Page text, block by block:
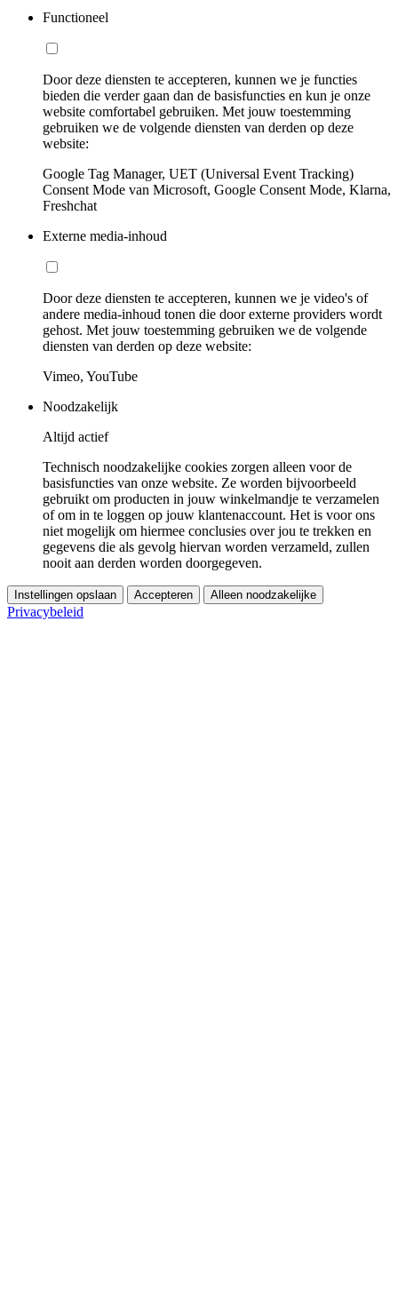
Functioneel
Door deze diensten te accepteren, kunnen we je functies
bieden die verder gaan dan de basisfuncties en kun je onze
website comfortabel gebruiken. Met jouw toestemming
gebruiken we de volgende diensten van derden op deze
website:
Google Tag Manager, UET (Universal Event Tracking)
Consent Mode van Microsoft, Google Consent Mode, Klarna,
Freshchat
Externe media-inhoud
Door deze diensten te accepteren, kunnen we je video's of
andere media-inhoud tonen die door externe providers wordt
gehost. Met jouw toestemming gebruiken we de volgende
diensten van derden op deze website:
Vimeo, YouTube
Noodzakelijk
Altijd actief
Technisch noodzakelijke cookies zorgen alleen voor de
basisfuncties van onze website. Ze worden bijvoorbeeld
gebruikt om producten in jouw winkelmandje te verzamelen
of om in te loggen op jouw klantenaccount. Het is voor ons
niet mogelijk om hiermee conclusies over jou te trekken en
gegevens die als gevolg hiervan worden verzameld, zullen
nooit aan derden worden doorgegeven.
Instellingen opslaan Accepteren Alleen noodzakelijke
Privacybeleid